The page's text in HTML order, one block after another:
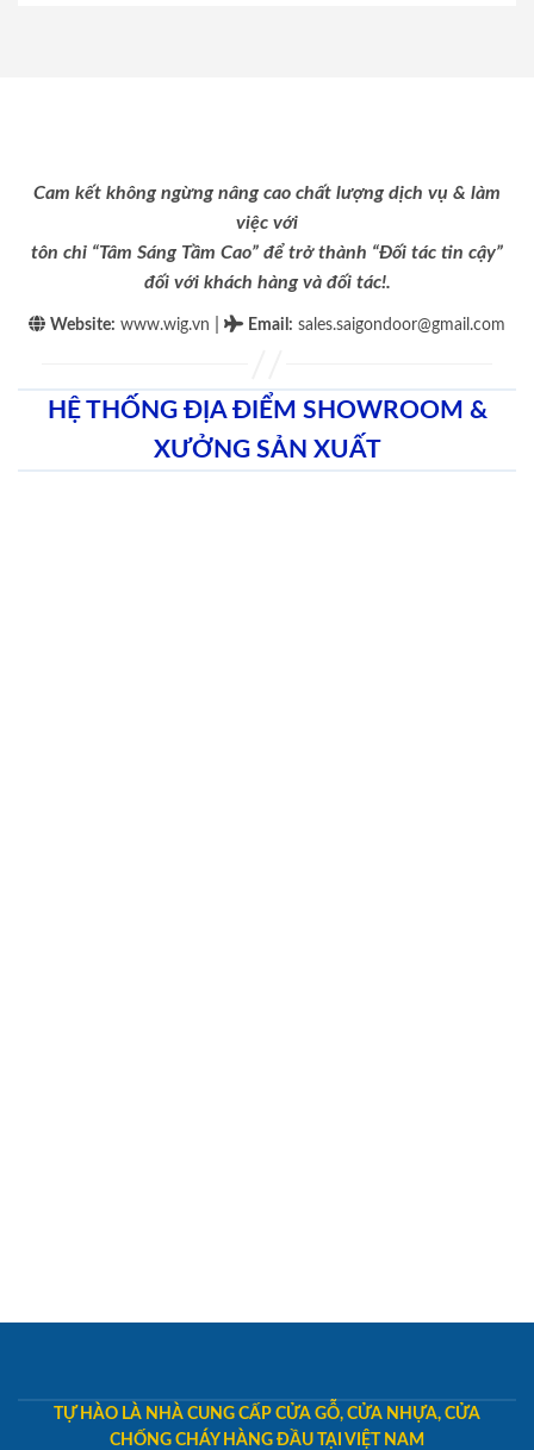
Cam kết không ngừng nâng cao chất lượng dịch vụ & làm
việc với
tôn chỉ “Tâm Sáng Tầm Cao” để trở thành “Đối tác tin cậy”
đối với khách hàng và đối tác!.
Website: www.wig.vn Email : sales.saigondoor@gmail.com
HỆ THỐNG ĐỊA ĐIỂM SHOWROOM &
XƯỞNG SẢN XUẤT
TỰ HÀO LÀ NHÀ CUNG CẤP CỬA GỖ, CỬA NHỰA, CỬA
CHỐNG CHÁY HÀNG ĐẦU TẠI VIỆT NAM